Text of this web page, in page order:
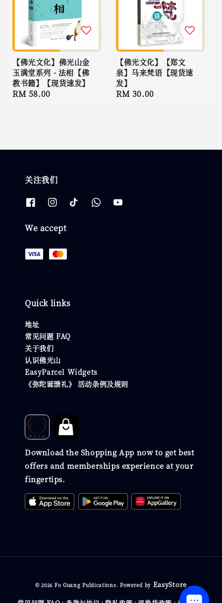
【佛光文化】佛光山金
玉满堂系列 - 法相【佛
教书籍】【现货速发】
Regular
RM 58.00
【佛光文化】【郑文
泉】马来梵语【现货速
发】
Regular
RM 30.00
关注我们
We accept
Quick links
地址
常见问题 FAQ
关于我们
认识佛光山
EasyParcel Widgets
《弥陀诞馈礼》 活动条例及规则
Download the Shopping App now to get best
offers and memberships experience at your
fingertips.
© 2026 Fo Guang Publications. Powered by EasyStore